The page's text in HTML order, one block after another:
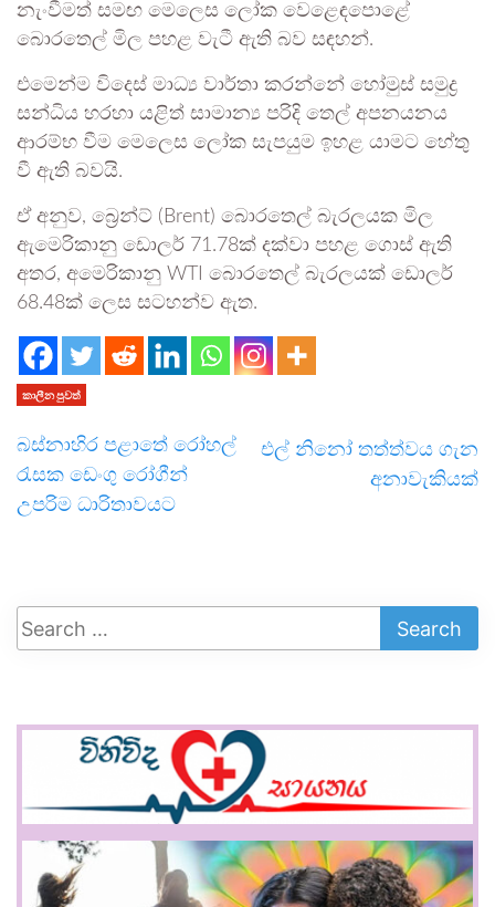
නැංවීමත් සමඟ මෙලෙස ලෝක වෙළෙඳපොළේ
බොරතෙල් මිල පහළ වැටී ඇති බව සඳහන්.
එමෙන්ම විදෙස් මාධ්‍ය වාර්තා කරන්නේ හෝමුස් සමුද්‍ර
සන්ධිය හරහා යළිත් සාමාන්‍ය පරිදි තෙල් අපනයනය
ආරම්භ වීම මෙලෙස ලෝක සැපයුම ඉහළ යාමට හේතු
වී ඇති බවයි.
ඒ අනුව, බ්‍රෙන්ට් (Brent) බොරතෙල් බැරලයක මිල
ඇමෙරිකානු ඩොලර් 71.78ක් දක්වා පහළ ගොස් ඇති
අතර, අමෙරිකානු WTI බොරතෙල් බැරලයක් ඩොලර්
68.48ක් ලෙස සටහන්ව ඇත.
කාලීන පුවත්
බස්නාහිර පළාතේ රෝහල්
රැසක ඩෙංගු රෝගීන්
උපරිම ධාරිතාවයට
එල් නිනෝ තත්ත්වය ගැන
අනාවැකියක්